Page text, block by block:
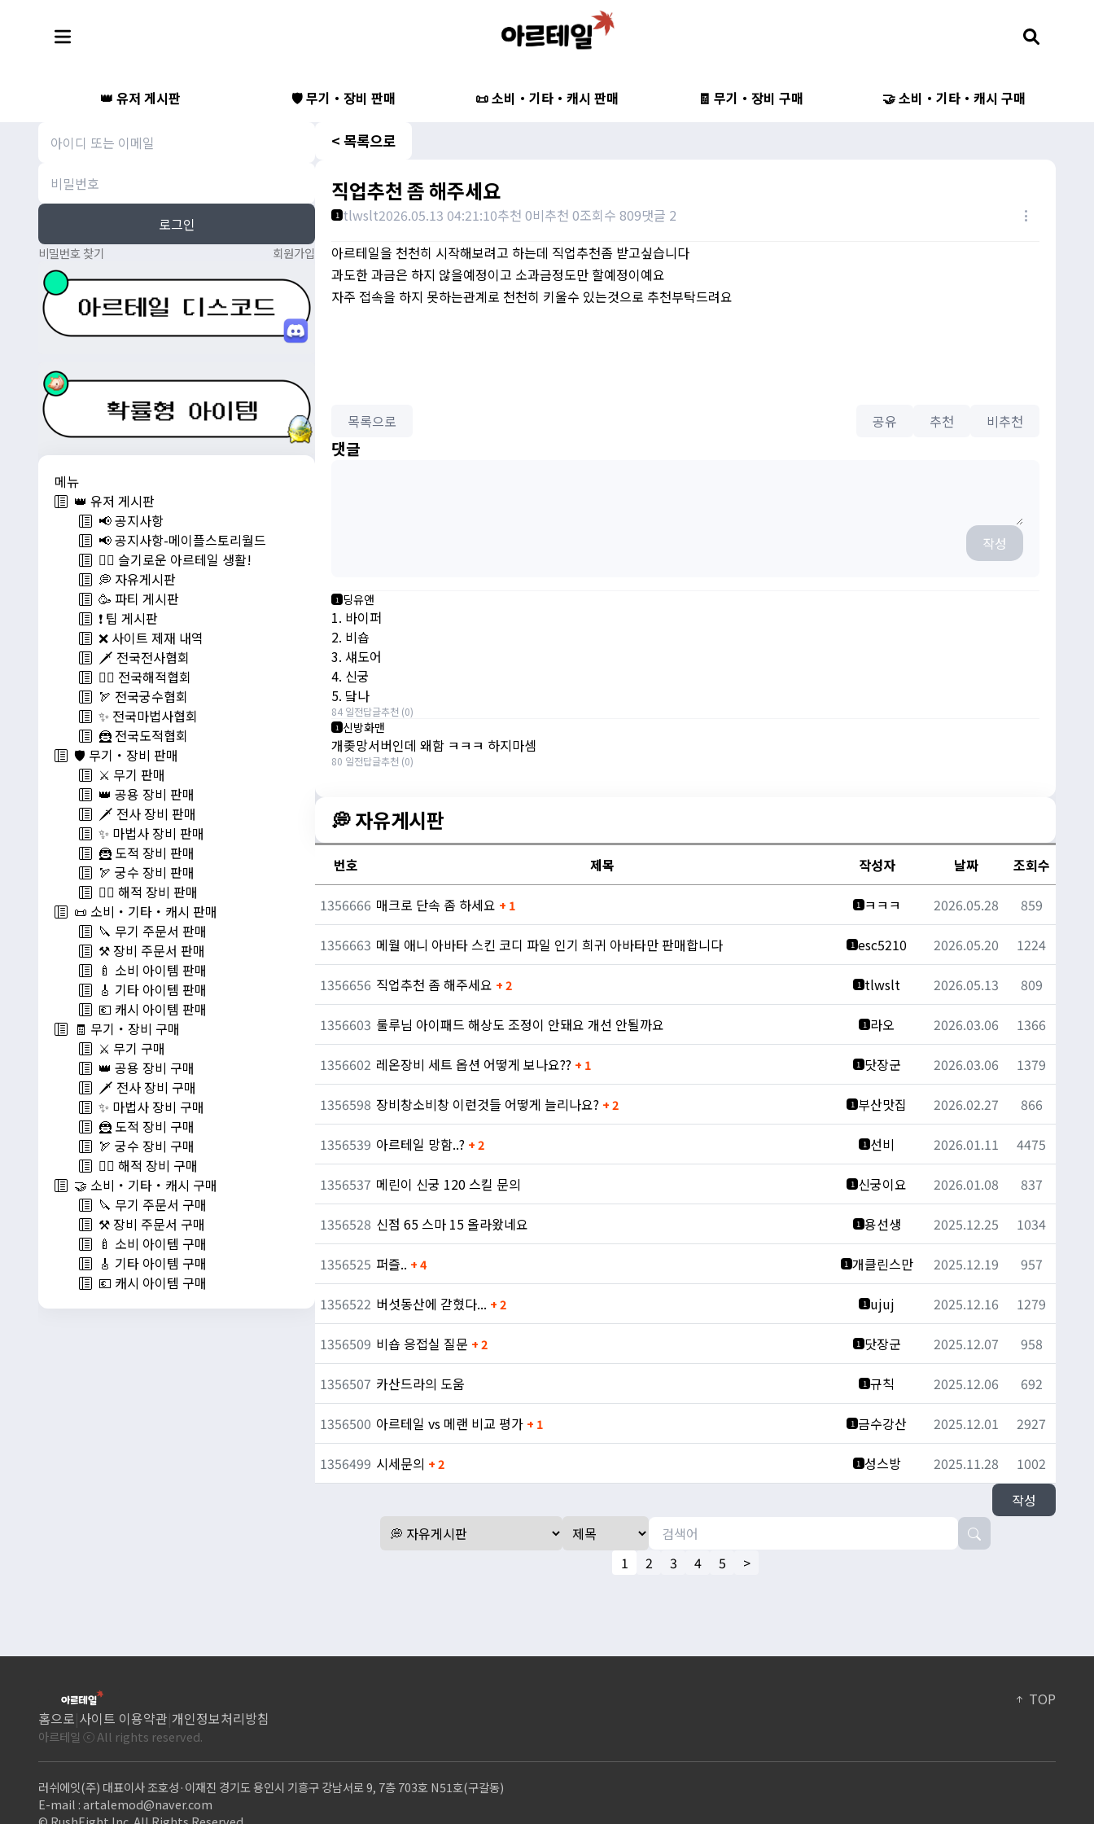
👑 유저 게시판 🛡️ 무기・장비 판매 📜 소비・기타・캐시 판매 🧾 무기・장비 구매 🤝 소비・기타・캐시 구매
로그인
비밀번호 찾기 회원가입
메뉴
👑 유저 게시판
📢 공지사항
📢 공지사항-메이플스토리월드
💁‍♂ 슬기로운 아르테일 생활!
💭 자유게시판
🥳 파티 게시판
❗️ 팁 게시판
❌ 사이트 제재 내역
🗡️ 전국전사협회
🏴‍☠️ 전국해적협회
🏹 전국궁수협회
✨ 전국마법사협회
🦹 전국도적협회
🛡️ 무기・장비 판매
⚔️ 무기 판매
👑 공용 장비 판매
🗡️ 전사 장비 판매
✨ 마법사 장비 판매
🦹 도적 장비 판매
🏹 궁수 장비 판매
🏴‍☠️ 해적 장비 판매
📜 소비・기타・캐시 판매
🔪 무기 주문서 판매
⚒️ 장비 주문서 판매
🍼 소비 아이템 판매
🎸 기타 아이템 판매
💶 캐시 아이템 판매
🧾 무기・장비 구매
⚔️ 무기 구매
👑 공용 장비 구매
🗡️ 전사 장비 구매
✨ 마법사 장비 구매
🦹 도적 장비 구매
🏹 궁수 장비 구매
🏴‍☠️ 해적 장비 구매
🤝 소비・기타・캐시 구매
🔪 무기 주문서 구매
⚒️ 장비 주문서 구매
🍼 소비 아이템 구매
🎸 기타 아이템 구매
💶 캐시 아이템 구매
< 목록으로
직업추천 좀 해주세요
1 tlwslt2026.05.13 04:21:10추천 0비추천 0조회수 809댓글 2
아르테일을 천천히 시작해보려고 하는데 직업추천좀 받고싶습니다
과도한 과금은 하지 않을예정이고 소과금정도만 할예정이예요
자주 접속을 하지 못하는관계로 천천히 키울수 있는것으로 추천부탁드려요
목록으로 공유 추천 비추천
댓글
작성
1 딩유앤
1. 바이퍼
2. 비숍
3. 섀도어
4. 신궁
5. 닼나
84 일전답글추천 (0)
1 신방화맨
개좆망서버인데 왜함 ㅋㅋㅋ 하지마셈
80 일전답글추천 (0)
💭 자유게시판
번호 제목 작성자 날짜 조회수
1356666 매크로 단속 좀 하세요 + 1 1 ㅋㅋㅋ 2026.05.28 859
1356663 메월 애니 아바타 스킨 코디 파일 인기 희귀 아바타만 판매합니다 1 esc5210 2026.05.20 1224
1356656 직업추천 좀 해주세요 + 2 1 tlwslt 2026.05.13 809
1356603 룰루님 아이패드 해상도 조정이 안돼요 개선 안될까요 1 라오 2026.03.06 1366
1356602 레온장비 세트 옵션 어떻게 보나요?? + 1 1 닷장군 2026.03.06 1379
1356598 장비창소비창 이런것들 어떻게 늘리나요? + 2 1 부산맛집 2026.02.27 866
1356539 아르테일 망함..? + 2 1 선비 2026.01.11 4475
1356537 메린이 신궁 120 스킬 문의 1 신궁이요 2026.01.08 837
1356528 신점 65 스마 15 올라왔네요 1 용선생 2025.12.25 1034
1356525 퍼즐.. + 4 1 개클린스만 2025.12.19 957
1356522 버섯동산에 갇혔다... + 2 1 ujuj 2025.12.16 1279
1356509 비숍 응접실 질문 + 2 1 닷장군 2025.12.07 958
1356507 카산드라의 도움 1 규칙 2025.12.06 692
1356500 아르테일 vs 메랜 비교 평가 + 1 1 금수강산 2025.12.01 2927
1356499 시세문의 + 2 1 성스방 2025.11.28
1002
작성
1 2 3 4 5 >
TOP
홈으로 사이트 이용약관 개인정보처리방침
아르테일 ⓒ All rights reserved.
러쉬에잇(주) 대표이사 조호성·이재진 경기도 용인시 기흥구 강남서로 9, 7층 703호 N51호(구갈동)
E-mail :artalemod@naver.com